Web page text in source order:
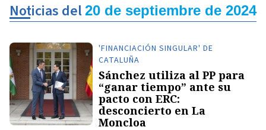
Noticias del20 de septiembre de 2024
'FINANCIACIÓN SINGULAR' DE
CATALUÑA
Sánchez utiliza al PP para
“ganar tiempo” ante su
pacto con ERC:
desconcierto en La
Moncloa